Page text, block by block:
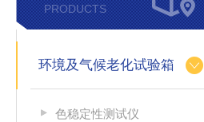
PRODUCTS
环境及气候老化试验箱
色稳定性测试仪